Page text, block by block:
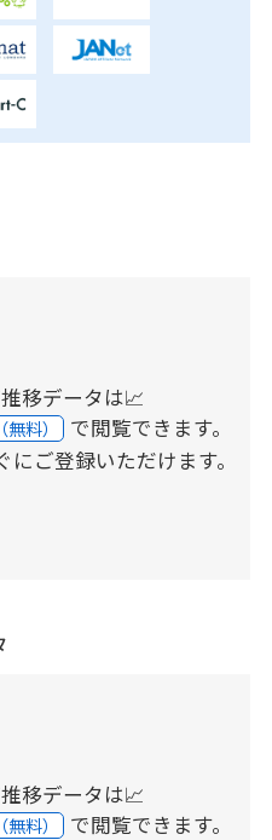
移データは📈
無料） で閲覧できます。
ご登録いただけます。
移データは📈
無料） で閲覧できます。